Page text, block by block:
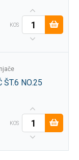
KOS
NO.25
KOS